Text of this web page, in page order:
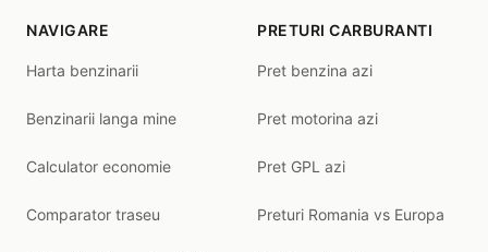
NAVIGARE
Harta benzinarii
Benzinarii langa mine
Calculator economie
Comparator traseu
PRETURI CARBURANTI
Pret benzina azi
Pret motorina azi
Pret GPL azi
Preturi Romania vs Europa